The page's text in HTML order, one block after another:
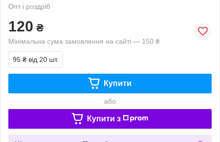
Опт і роздріб
120 ₴
Мінімальна сума замовлення на сайті — 150 ₴
95 ₴ від 20 шт.
Купити
або
Купити з